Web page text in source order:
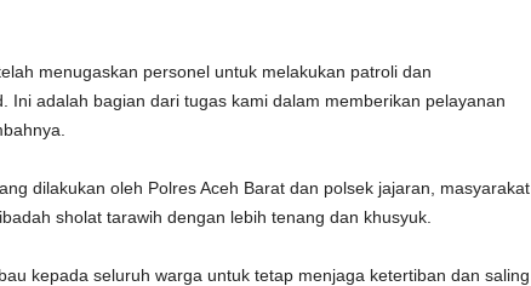
menugaskan personel untuk melakukan patroli dan
Ini adalah bagian dari tugas kami dalam memberikan pelayanan
dilakukan oleh Polres Aceh Barat dan polsek jajaran, masyarakat
sholat tarawih dengan lebih tenang dan khusyuk.
kepada seluruh warga untuk tetap menjaga ketertiban dan saling